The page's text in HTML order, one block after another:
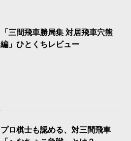
「三間飛車勝局集 対居飛車穴熊
編」ひとくちレビュー
プロ棋士も認める、対三間飛車